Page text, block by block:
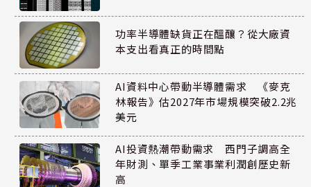
功率半導體缺貨正在醞釀？從大廠資
本支出看真正的時間點
AI資料中心帶動半導體需求 《麥克
林報告》估2027年市場規模突破2.2兆
美元
AI投資熱潮帶動需求 西門子調高全
年財測、單季工業事業利潤創歷史新
高